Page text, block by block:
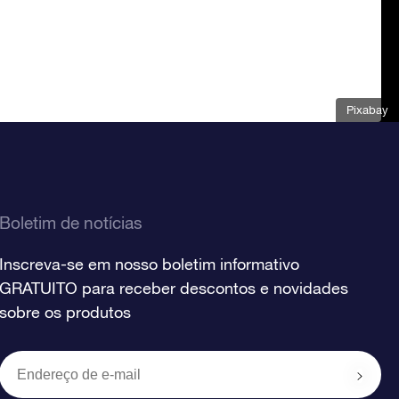
Pixabay
Boletim de notícias
Inscreva-se em nosso boletim informativo
GRATUITO para receber descontos e novidades
sobre os produtos